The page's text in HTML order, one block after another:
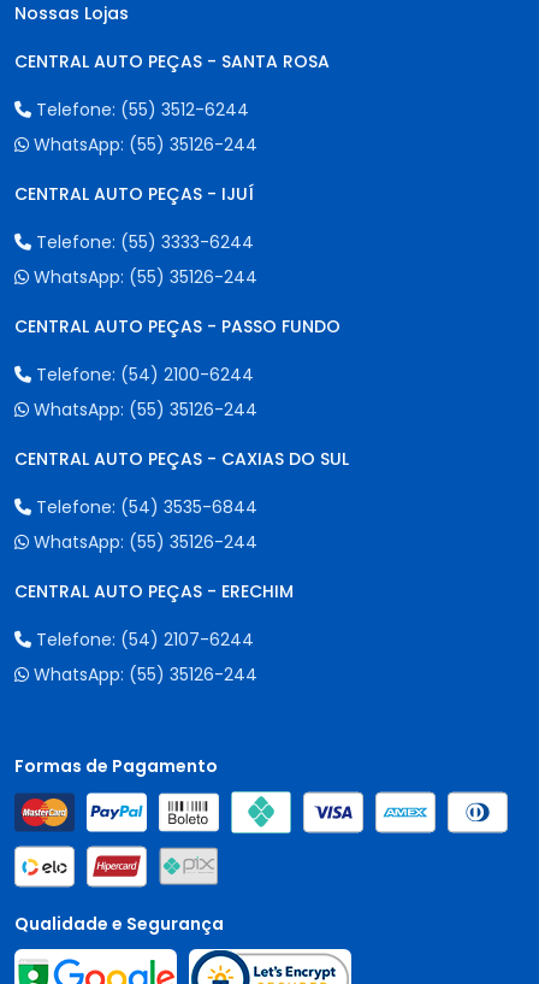
Nossas Lojas
CENTRAL AUTO PEÇAS - SANTA ROSA
Telefone: (55) 3512-6244
WhatsApp: (55) 35126-244
CENTRAL AUTO PEÇAS - IJUÍ
Telefone: (55) 3333-6244
WhatsApp: (55) 35126-244
CENTRAL AUTO PEÇAS - PASSO FUNDO
Telefone: (54) 2100-6244
WhatsApp: (55) 35126-244
CENTRAL AUTO PEÇAS - CAXIAS DO SUL
Telefone: (54) 3535-6844
WhatsApp: (55) 35126-244
CENTRAL AUTO PEÇAS - ERECHIM
Telefone: (54) 2107-6244
WhatsApp: (55) 35126-244
Formas de Pagamento
Qualidade e Segurança